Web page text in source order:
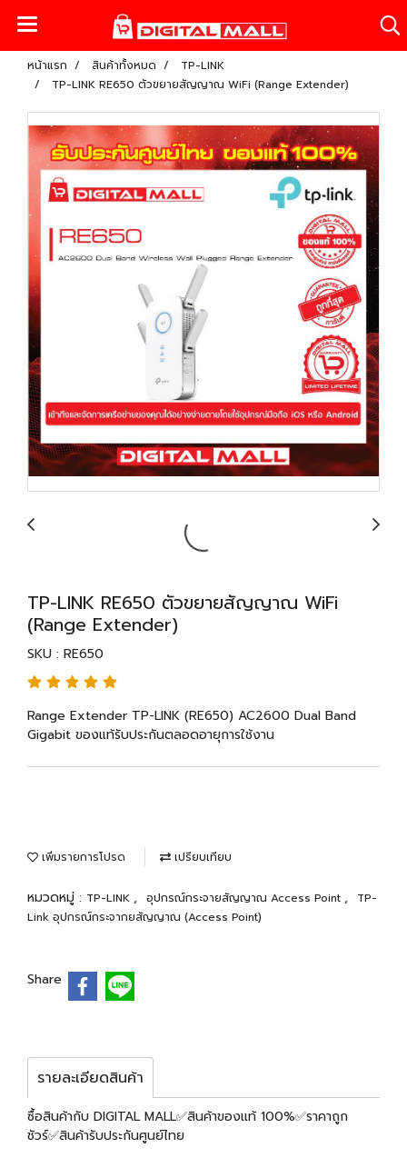
หน้าแรก สินค้าทั้งหมด
TP-LINK
TP-LINK RE650 ตัวขยายสัญญาณ WiFi (Range Extender)
TP-LINK RE650 ตัวขยายสัญญาณ WiFi
(Range Extender)
SKU : RE650
Range Extender TP-LINK (RE650) AC2600 Dual Band
Gigabit ของแท้รับประกันตลอดอายุการใช้งาน
เพิ่มรายการโปรด เปรียบเทียบ
หมวดหมู่ : TP-LINK , อุปกรณ์กระจายสัญญาณ Access Point ,
TP-
Link อุปกรณ์กระจากยสัญญาณ (Access Point)
Share
รายละเอียดสินค้า
ซื้อสินค้ากับ DIGITAL MALL✅สินค้าของแท้ 100%✅ราคาถูก
ชัวร์✅สินค้ารับประกันศูนย์ไทย